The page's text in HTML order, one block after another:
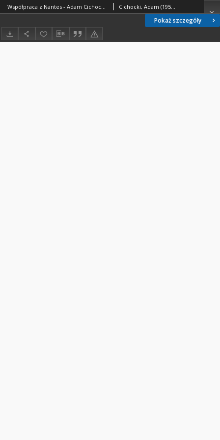
Pokaż szczegóły
Współpraca z Nantes - Adam Cichocki - fragment relacji świadka historii [TEKST] Cichocki, Adam (1956- )